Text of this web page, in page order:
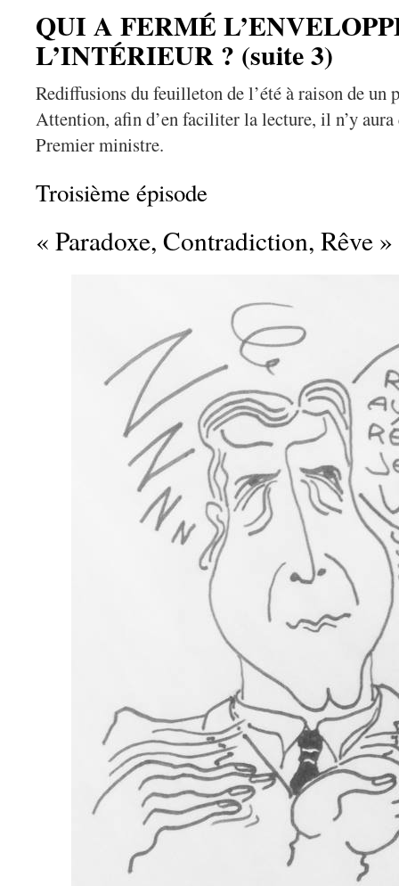
QUI A FERMÉ
L’INTÉRIEUR ? (suite 3)
Rediffusions du feuilleton de l’été à raison de un
Attention, afin d’en faciliter la lecture, il n’y aura
Premier ministre.
Troisième épisode
« Paradoxe, Contradiction, Rêve »